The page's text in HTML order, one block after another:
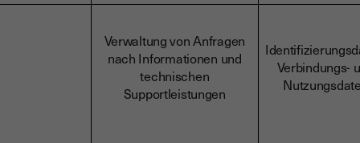
Verwaltung von Anfragen
nach Informationen und
technischen
Supportleistungen
Verbindungs-